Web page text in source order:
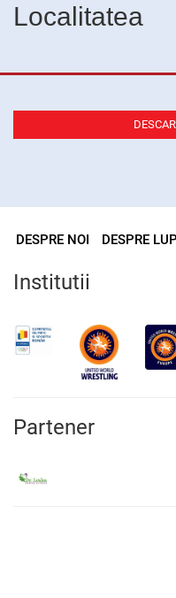
Localitatea
DESPRE NOI DESPRE
Institutii
Partener